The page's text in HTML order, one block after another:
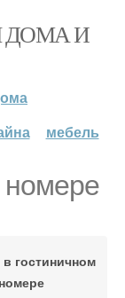
ДОМА И
мебель
номере
гостиничном
номере